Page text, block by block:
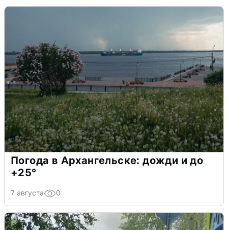
Погода в Архангельске: дожди и до
+25°
7 августа 0